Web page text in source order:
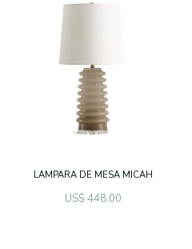
LAMPARA DE MESA MICAH
US$ 448.00